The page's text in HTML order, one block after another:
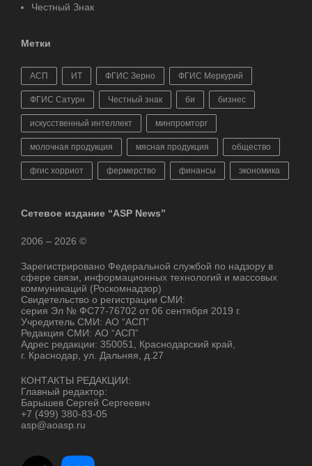
Честный Знак
Метки
АСП ИТ ФГИС Зерно ФГИС Меркурий
ФГИС Сатурн Честный знак би бизнес
искусственный интеллект минпромторг
молочная продукция мясная продукция общество
фгис хорриот фермерство финансы экономика
Сетевое издание “ASP News”
2006 – 2026 ©
Зарегистрировано Федеральной службой по надзору в
сфере связи, информационных технологий и массовых
коммуникаций (Роскомнадзор)
Свидетельство о регистрации СМИ:
серия Эл № ФС77-76702 от 06 сентября 2019 г.
Учредитель СМИ: АО “АСП”
Редакция СМИ: АО “АСП”
Адрес редакции: 350051, Краснодарский край,
г. Краснодар, ул. Дальняя, д.27
КОНТАКТЫ РЕДАКЦИИ:
Главный редактор:
Барышев Сергей Сергеевич
+7 (499) 380-83-05
asp@aoasp.ru